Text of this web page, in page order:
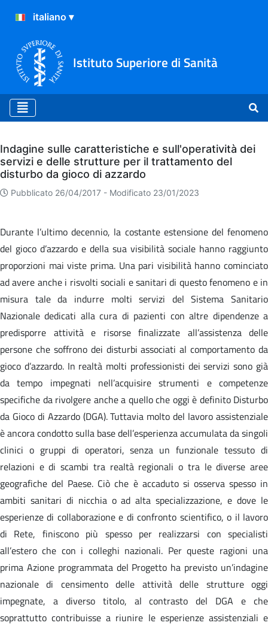
Istituto Superiore di Sanità
Archivio
Indagine sulle caratteristiche e sull'operatività dei
servizi e delle strutture per il trattamento del
disturbo da gioco di azzardo
Pubblicato 26/04/2017 - Modificato 23/01/2023
Durante l’ultimo decennio, la costante estensione del fenomeno
del gioco d’azzardo e della sua visibilità sociale hanno raggiunto
proporzioni mai viste prima. Una pari visibilità hanno cominciato
ad avere anche i risvolti sociali e sanitari di questo fenomeno e in
misura tale da indurre molti servizi del Sistema Sanitario
Nazionale dedicati alla cura di pazienti con altre dipendenze a
predisporre attività e risorse finalizzate all’assistenza delle
persone che soffrono dei disturbi associati al comportamento da
gioco d’azzardo. In realtà molti professionisti dei servizi sono già
da tempo impegnati nell’acquisire strumenti e competenze
specifiche da rivolgere anche a quello che oggi è definito Disturbo
da Gioco di Azzardo (DGA). Tuttavia molto del lavoro assistenziale
è ancora condotto sulla base dell’esperienza accumulata da singoli
clinici o gruppi di operatori, senza un funzionale tessuto di
relazioni e di scambi tra realtà regionali o tra le diverse aree
geografiche del Paese. Ciò che è accaduto si osserva spesso in
ambiti sanitari di nicchia o ad alta specializzazione, e dove le
esperienze di collaborazione e di confronto scientifico, o il lavoro
di Rete, finiscono più spesso per realizzarsi con specialisti
all’estero che con i colleghi nazionali. Per queste ragioni una
prima Azione programmata del Progetto ha previsto un’indagine
nazionale di censimento delle attività delle strutture oggi
impegnate, a diverso titolo, al contrasto del DGA e che
soprattutto contribuisse a riunire le esperienze assistenziali e